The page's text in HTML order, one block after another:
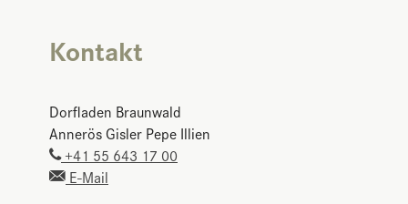
Kontakt
Dorfladen Braunwald
Annerös Gisler Pepe Illien
+41 55 643 17 00
E-Mail